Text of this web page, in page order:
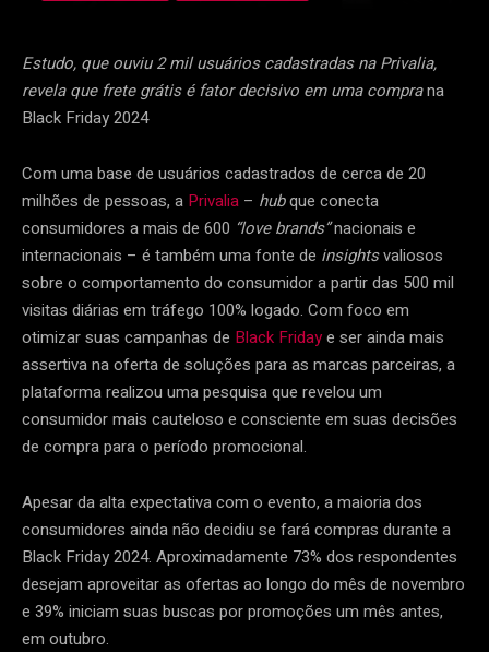
Estudo, que ouviu 2 mil usuários cadastradas na Privalia,
revela que frete grátis é fator decisivo em uma comprana
Black Friday 2024
Com uma base de usuários cadastrados de cerca de 20
milhões de pessoas, a Privalia – hubque conecta
consumidores a mais de 600 “love brands”nacionais e
internacionais – é também uma fonte de insightsvaliosos
sobre o comportamento do consumidor a partir das 500 mil
visitas diárias em tráfego 100% logado. Com foco em
otimizar suas campanhas de Black Fridaye ser ainda mais
assertiva na oferta de soluções para as marcas parceiras, a
plataforma realizou uma pesquisa que revelou um
consumidor mais cauteloso e consciente em suas decisões
de compra para o período promocional.
Apesar da alta expectativa com o evento, a maioria dos
consumidores ainda não decidiu se fará compras durante a
Black Friday 2024. Aproximadamente 73% dos respondentes
desejam aproveitar as ofertas ao longo do mês de novembro
e 39% iniciam suas buscas por promoções um mês antes,
em outubro.